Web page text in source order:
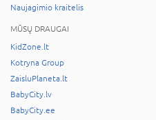
Naujagimio kraitelis
MŪSŲ DRAUGAI
KidZone.lt
Kotryna Group
ZaisluPlaneta.lt
BabyCity.lv
BabyCity.ee